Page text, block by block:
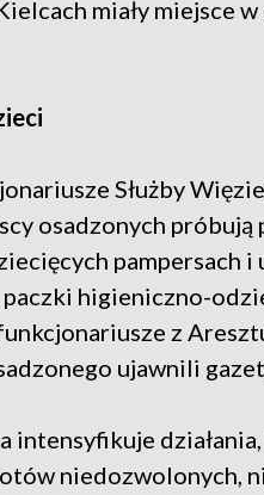
miały miejsce
Służby
osadzonych
pampersach
higieniczno-
z
ujawnili
intensyfikuje
niedozwolonych,